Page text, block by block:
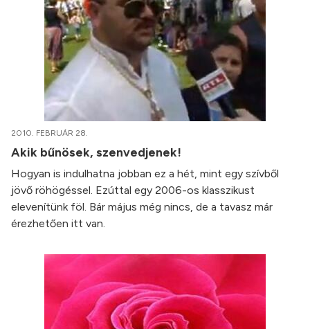
2010. FEBRUÁR 28.
Akik bűnösek, szenvedjenek!
Hogyan is indulhatna jobban ez a hét, mint egy szívből
jövő röhögéssel. Ezúttal egy 2006-os klasszikust
elevenítünk föl. Bár május még nincs, de a tavasz már
érezhetően itt van.